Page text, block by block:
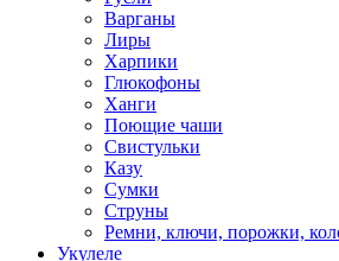
Варганы
Лиры
Харпики
Глюкофоны
Ханги
Поющие чаши
Свистульки
Казу
Сумки
Струны
Ремни, ключи, порожки,
Укулеле